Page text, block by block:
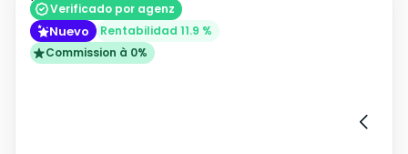
Verificado por agenz
Nuevo
Rentabilidad 11.9 %
Commission à 0%